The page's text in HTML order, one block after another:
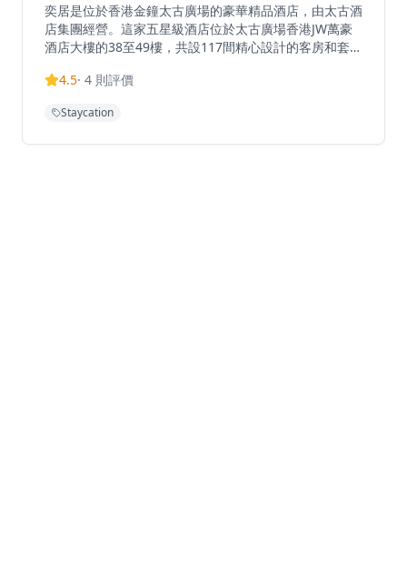
奕居是位於香港金鐘太古廣場的豪華精品酒店，由太古酒
店集團經營。這家五星級酒店位於太古廣場香港JW萬豪
酒店大樓的38至49樓，共設117間精心設計的客房和套
城市景觀和卓越的服務而聞名。酒店的旗艦餐廳
提供創新料理。奕居位於香港商業區的核心地帶，在繁忙
4.5· 4 則評價
Staycation